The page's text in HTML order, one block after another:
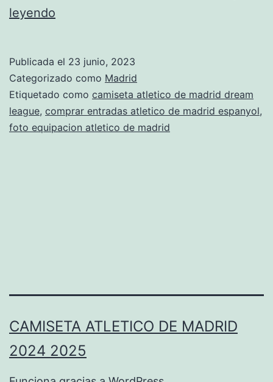
leyendo
madrid
azerbaijan
Publicada el 23 junio, 2023
Categorizado como Madrid
Etiquetado como camiseta atletico de madrid dream
league, comprar entradas atletico de madrid espanyol,
foto equipacion atletico de madrid
CAMISETA ATLETICO DE MADRID
2024 2025